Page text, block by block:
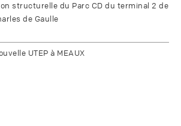
structurelle du Parc CD du terminal 2 de
de Gaulle
UTEP à MEAUX